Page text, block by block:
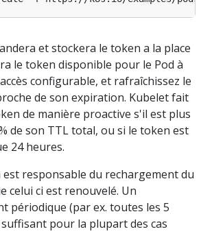
et stockera le token a la place
le token disponible pour le Pod à
configurable, et rafraîchissez le
de son expiration. Kubelet fait
de manière proactive s'il est plus
de son TTL total, ou si le token est
24 heures.
responsable du rechargement du
celui ci est renouvelé. Un
périodique (par ex. toutes les 5
pour la plupart des cas